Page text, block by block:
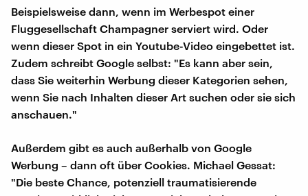
Beispielsweise dann, wenn im Werbespot einer
Fluggesellschaft Champagner serviert wird. Oder
wenn dieser Spot in ein Youtube-Video eingebettet ist.
Zudem schreibt Google selbst: "Es kann aber sein,
dass Sie weiterhin Werbung dieser Kategorien sehen,
wenn Sie nach Inhalten dieser Art suchen oder sie sich
anschauen."
Außerdem gibt es auch außerhalb von Google
Werbung – dann oft über Cookies. Michael Gessat:
"Die beste Chance, potenziell traumatisierende